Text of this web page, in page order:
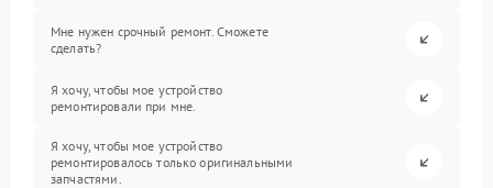
Мне нужен срочный ремонт. Сможете
сделать?
Я хочу, чтобы мое устройство
ремонтировали при мне.
Я хочу, чтобы мое устройство
ремонтировалось только оригинальными
запчастями.